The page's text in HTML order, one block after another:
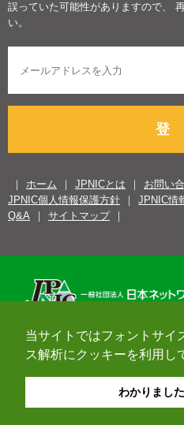
当サイトではフォントサイ
ス解析にクッキーを利用し
わかりました
誤っていた可能性がありますので、
い。
登
ホーム JPNICとは お問い
JPNIC個人情報保護方針
JPNIC情
Q&A
サイトマップ
Copyright© 1996-2026 Japan